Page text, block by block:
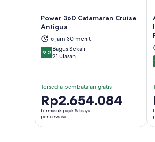
Power 360 Catamaran Cruise
Antigua
6 jam 30 menit
9.29.2 dari 10
Bagus Sekali
21 ulasan
Tersedia pembatalan gratis
Harga
Rp2.654.084
per
dewasa
Rp2.654.084
termasuk pajak & biaya
per dewasa
Buka di tab baru